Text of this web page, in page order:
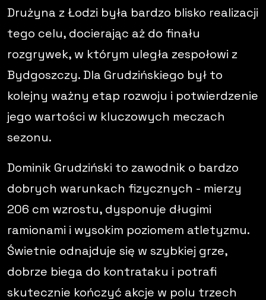
Drużyna z Łodzi była bardzo blisko realizacji
tego celu, docierając aż do finału
rozgrywek, w którym uległa zespołowi z
Bydgoszczy. Dla Grudzińskiego był to
kolejny ważny etap rozwoju i potwierdzenie
jego wartości w kluczowych meczach
sezonu.
Dominik Grudziński to zawodnik o bardzo
dobrych warunkach fizycznych - mierzy
206 cm wzrostu, dysponuje długimi
ramionami i wysokim poziomem atletyzmu.
Świetnie odnajduje się w szybkiej grze,
dobrze biega do kontrataku i potrafi
skutecznie kończyć akcje w polu trzech